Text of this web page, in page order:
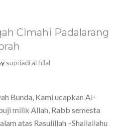
Cimahi Padalarang
supriadi al hilal
Bunda, Kami ucapkan Al-
milik Allah, Rabb semesta
atas Rasulillah –Shallallahu